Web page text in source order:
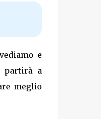
e
partirà a
meglio